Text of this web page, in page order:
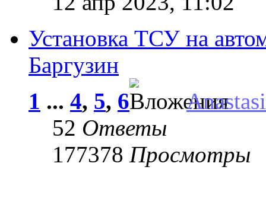
Установка ТСУ на
Баргузин
1 ... 4, 5, 6
52 Ответы
177378 Просмотры